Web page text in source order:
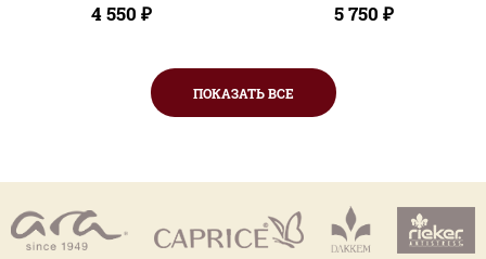
4 550 ₽ 5 750 ₽
ПОКАЗАТЬ ВСЕ